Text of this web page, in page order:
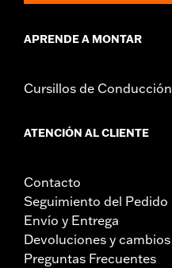
APRENDE A MONTAR
Cursillos de Conducción
ATENCIÓN AL CLIENTE
Contacto
Seguimiento del Pedido
Envío y Entrega
Devoluciones y cambios
Preguntas Frecuentes